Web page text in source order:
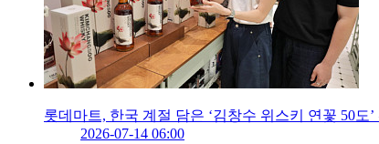
롯데마트, 한국 계절 담은 ‘김창수 위스키 연꽃 50도’
2026-07-14 06:00